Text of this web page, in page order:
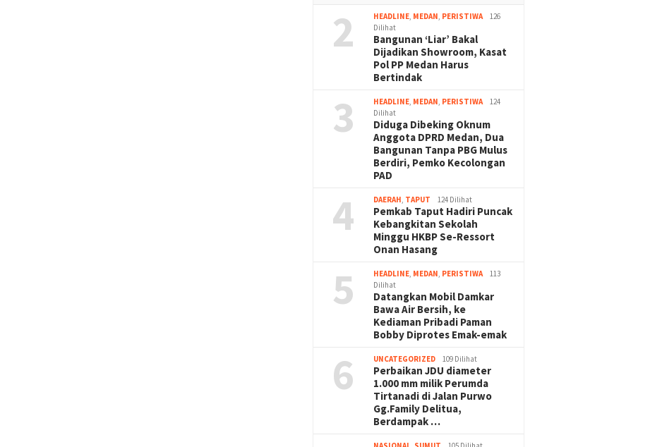
2 HEADLINE, MEDAN, PERISTIWA
126
Dilihat
Bangunan ‘Liar’ Bakal
Dijadikan Showroom, Kasat
Pol PP Medan Harus
Bertindak
3 HEADLINE, MEDAN, PERISTIWA
124
Dilihat
Diduga Dibeking Oknum
Anggota DPRD Medan, Dua
Bangunan Tanpa PBG Mulus
Berdiri, Pemko Kecolongan
PAD
4 DAERAH, TAPUT 124 Dilihat
Pemkab Taput Hadiri Puncak
Kebangkitan Sekolah
Minggu HKBP Se-Ressort
Onan Hasang
5 HEADLINE, MEDAN, PERISTIWA
113
Dilihat
Datangkan Mobil Damkar
Bawa Air Bersih, ke
Kediaman Pribadi Paman
Bobby Diprotes Emak-emak
6 UNCATEGORIZED 109 Dilihat
Perbaikan JDU diameter
1.000 mm milik Perumda
Tirtanadi di Jalan Purwo
Gg.Family Delitua,
Berdampak …